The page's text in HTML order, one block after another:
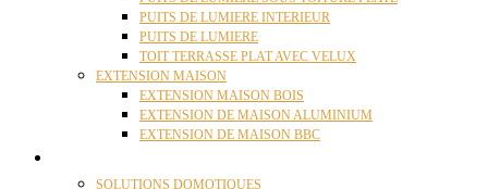
PUITS DE LUMIERE INTERIEUR
PUITS DE LUMIERE
TOIT TERRASSE PLAT AVEC VELUX
EXTENSION MAISON
EXTENSION MAISON BOIS
EXTENSION DE MAISON ALUMINIUM
EXTENSION DE MAISON BBC
SOLUTIONS DOMOTIQUES